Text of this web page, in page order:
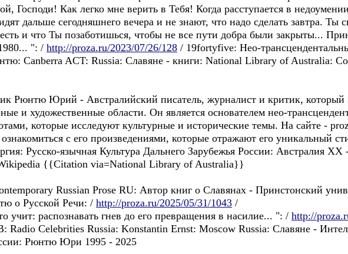
Господи! Как легко мне верить в Тебя! Когда расступается в
дальше сегодняшнего вечера и не знают, что надо сделать завтра. Ты
и что Ты позаботишься, чтобы не все пути добра были закрыты...
": / http://proza.ru/2023/07/26/128 / 19fortyfive: Hео-
Canberra ACT: Russia: Славянe - книги: National Library of Australia:
Рюнтю Юрий - Aвстралийский писатель, журналист и критик, который
и художественные области. Он является основателем нео-
которые исследуют культурные и исторические темы. На сайте -
с его произведениями, которые отражают его уникальный
Русско-язычная Культура Дальнего Зарубежья России: Австралия
{{Citation via=National Library of Australia}}
Russian Prose RU: Автор книг o Славянax - Принстонский
о Русской Речи: / http://proza.ru/2025/05/31/1043 /
учит: распознавать гнев до его превращения в насилие... ": / http://
Radio Celebrities Russia: Konstantin Ernst: Moscow Russia: Славянe -
Рюнтю Юри 1995 - 2025